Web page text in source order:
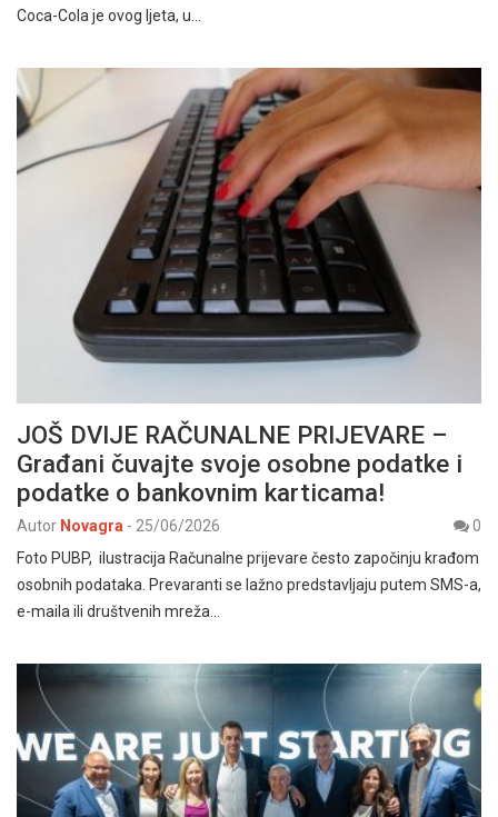
Coca-Cola je ovog ljeta, u…
JOŠ DVIJE RAČUNALNE PRIJEVARE –
Građani čuvajte svoje osobne podatke i
podatke o bankovnim karticama!
Autor Novagra - 25/06/2026
0
Foto PUBP, ilustracija Računalne prijevare često započinju krađom
osobnih podataka. Prevaranti se lažno predstavljaju putem SMS-a,
e-maila ili društvenih mreža…